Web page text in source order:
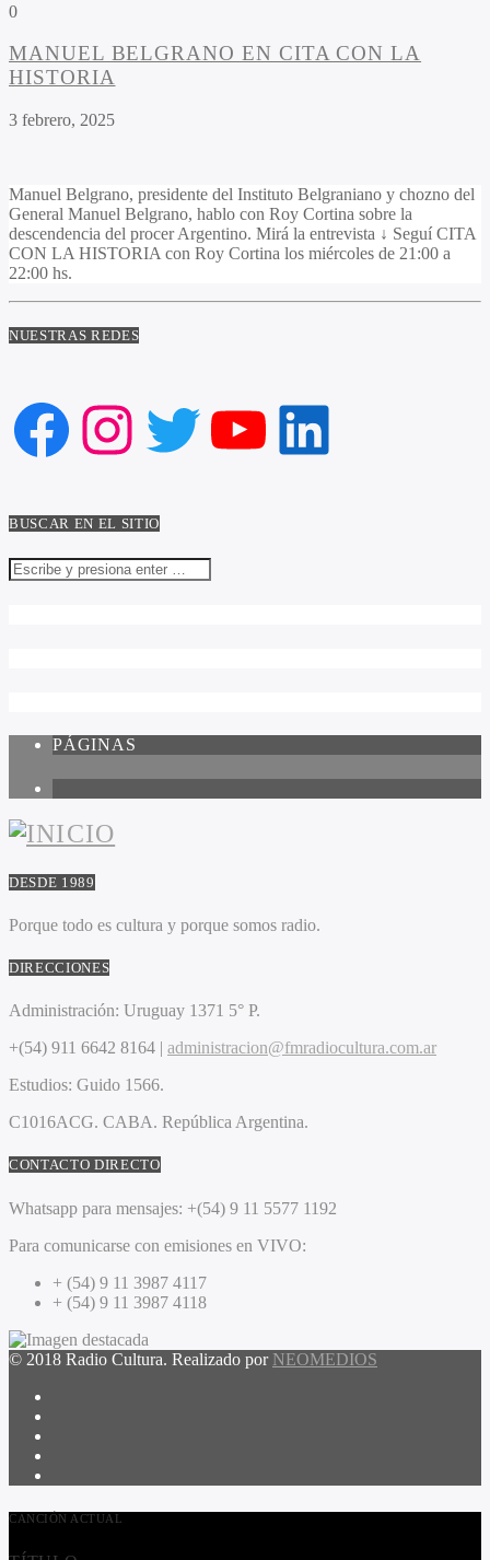
0
MANUEL BELGRANO EN CITA CON LA
HISTORIA
3 febrero, 2025
Manuel Belgrano, presidente del Instituto Belgraniano y chozno del
General Manuel Belgrano, hablo con Roy Cortina sobre la
descendencia del procer Argentino. Mirá la entrevista ↓ Seguí CITA
CON LA HISTORIA con Roy Cortina los miércoles de 21:00 a
22:00 hs.
NUESTRAS REDES
Facebook
Instagram
Twitter
YouTube
LinkedIn
BUSCAR EN EL SITIO
PÁGINAS
DESDE 1989
Porque todo es cultura y porque somos radio.
DIRECCIONES
Administración: Uruguay 1371 5° P.
+(54) 911 6642 8164 | administracion@fmradiocultura.com.ar
Estudios: Guido 1566.
C1016ACG. CABA. República Argentina.
CONTACTO DIRECTO
Whatsapp para mensajes: +(54) 9 11 5577 1192
Para comunicarse con emisiones en VIVO:
+ (54) 9 11 3987 4117
+ (54) 9 11 3987 4118
© 2018 Radio Cultura. Realizado por NEOMEDIOS
CANCIÓN ACTUAL